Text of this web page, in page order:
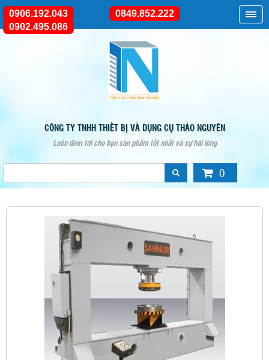
CÔNG TY TNHH THIẾT BỊ VÀ DỤNG CỤ THẢO NGUYÊN
Luôn đem tới cho bạn sản phẩm tốt nhất và sự hài lòng
0906.192.043
0849.852.222
0902.495.086
0